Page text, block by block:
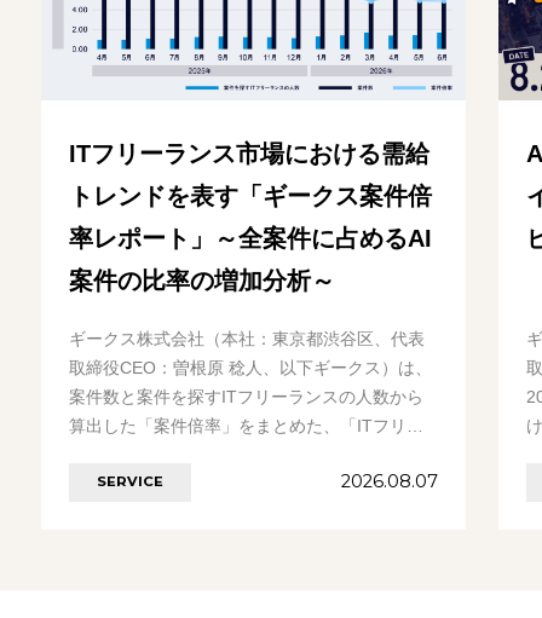
ITフリーランス市場における需給
トレンドを表す「ギークス案件倍
率レポート」～全案件に占めるAI
案件の比率の増加分析～
ギークス株式会社（本社：東京都渋谷区、代表
取締役CEO：曽根原 稔人、以下ギークス）は、
案件数と案件を探すITフリーランスの人数から
算出した「案件倍率」をまとめた、「ITフリー
今………の続きを見る
SERVICE 2026.08.07